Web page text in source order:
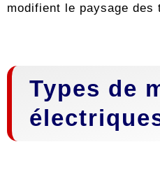
modifient le paysage des
Types de